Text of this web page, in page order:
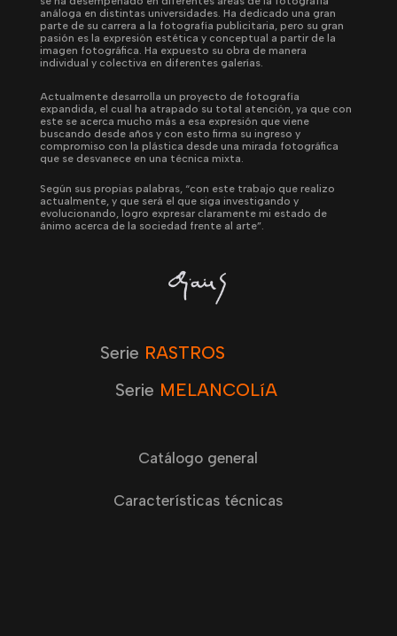
análoga en distintas universidades. Ha dedicado una gran
parte de su carrera a la fotografía publicitaria, pero su gran
pasión es la expresión estética y conceptual a partir de la
imagen fotográfica. Ha expuesto su obra de manera
individual y colectiva en diferentes galerías.
Actualmente desarrolla un proyecto de fotografía
expandida, el cual ha atrapado su total atención, ya que con
este se acerca mucho más a esa expresión que viene
buscando desde años y con esto firma su ingreso y
compromiso con la plástica desde una mirada fotográfica
que se desvanece en una técnica mixta.
Según sus propias palabras, “con este trabajo que realizo
actualmente, y que será el que siga investigando y
evolucionando, logro expresar claramente mi estado de
ánimo acerca de la sociedad frente al arte”.
Serie RASTROS
Serie MELANCOLíA
Catálogo general
Características técnicas